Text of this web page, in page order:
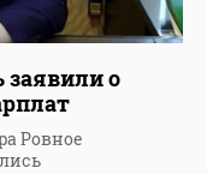
заявили о
Ровное